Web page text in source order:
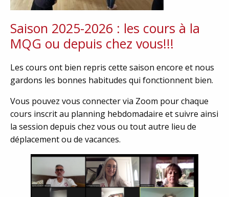
Saison 2025-2026 : les cours à la
MQG ou depuis chez vous!!!
Les cours ont bien repris cette saison encore et nous
gardons les bonnes habitudes qui fonctionnent bien.
Vous pouvez vous connecter via Zoom pour chaque
cours inscrit au planning hebdomadaire et suivre ainsi
la session depuis chez vous ou tout autre lieu de
déplacement ou de vacances.